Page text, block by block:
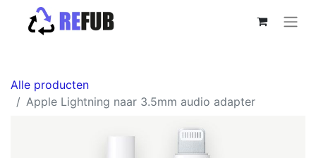
Alle producten
Apple Lightning naar 3.5mm audio adapter